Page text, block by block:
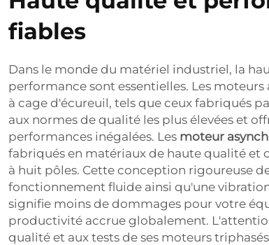
fiables
Dans le monde du matériel industriel, la
performance sont essentielles. Les moteurs
à cage d'écureuil, tels que ceux fabriqués
aux normes de qualité les plus élevées et
performances inégalées. Les moteur
fabriqués en matériaux de haute qualité et
à huit pôles. Cette conception rigoureuse
fonctionnement fluide ainsi qu'une
signifie moins de dommages pour votre
productivité accrue globalement.
qualité et aux tests de ses moteurs